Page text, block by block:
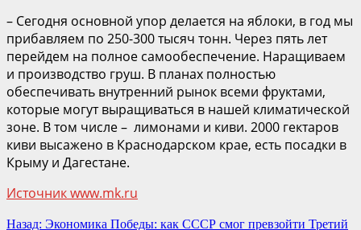
– Сегодня основной упор делается на яблоки, в год мы
прибавляем по 250-300 тысяч тонн. Через пять лет
перейдем на полное самообеспечение. Наращиваем
и производство груш. В планах полностью
обеспечивать внутренний рынок всеми фруктами,
которые могут выращиваться в нашей климатической
зоне. В том числе – лимонами и киви. 2000 гектаров
киви высажено в Краснодарском крае, есть посадки в
Крыму и Дагестане.
Источник www.mk.ru
Продолжить
Назад: Экономика Победы: как СССР смог превзойти Третий